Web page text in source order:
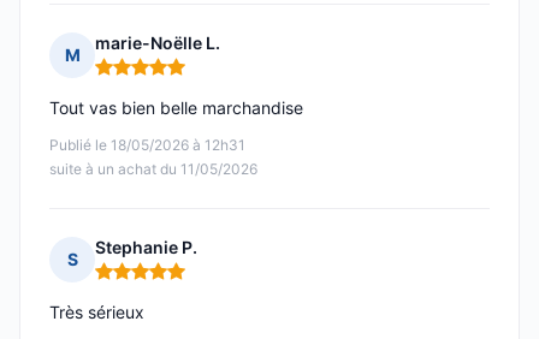
M
marie-Noëlle L.
Note : 5 sur 5
Publié le 18/05/2026 à 12h31
suite à un achat du 11/05/2026
Tout vas bien belle marchandise
S
Stephanie P.
Note : 5 sur 5
Très sérieux